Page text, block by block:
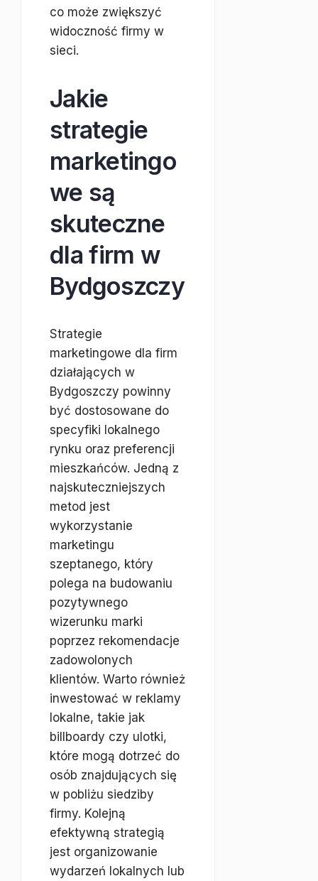
co może zwiększyć
widoczność firmy w
sieci.
Jakie
strategie
marketingo
we są
skuteczne
dla firm w
Bydgoszczy
Strategie
marketingowe dla firm
działających w
Bydgoszczy powinny
być dostosowane do
specyfiki lokalnego
rynku oraz preferencji
mieszkańców. Jedną z
najskuteczniejszych
metod jest
wykorzystanie
marketingu
szeptanego, który
polega na budowaniu
pozytywnego
wizerunku marki
poprzez rekomendacje
zadowolonych
klientów. Warto również
inwestować w reklamy
lokalne, takie jak
billboardy czy ulotki,
które mogą dotrzeć do
osób znajdujących się
w pobliżu siedziby
firmy. Kolejną
efektywną strategią
jest organizowanie
wydarzeń lokalnych lub